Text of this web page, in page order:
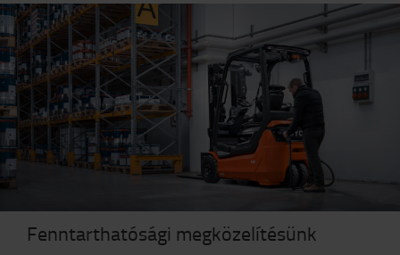
Fenntarthatósági megközelítésünk